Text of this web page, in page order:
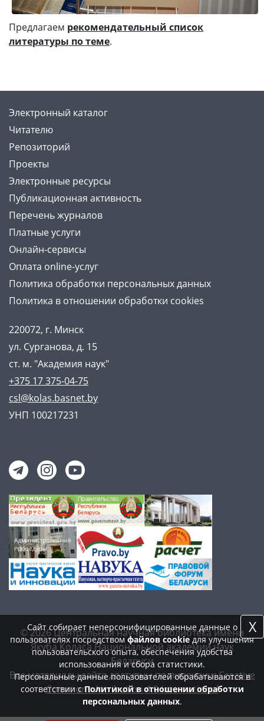
Предлагаем рекомендательный список
литературы по теме.
Электронный каталог
Читателю
Репозиторий
Проекты
Электронные ресурсы
Публикационная активность
Перечень журналов
Платные услуги
Онлайн-сервисы
Оплата online-услуг
Политика обработки персональных данных
Политика в отношении обработки cookies
220072, г. Минск
ул. Сурганова, д. 15
ст. м. "Академия наук"
+375 17 375-04-75
csl@kolas.basnet.by
УНП 100217231
© 2026 Центральная научная библиотека имени
Якуба Коласа Национальной академии наук
Беларуси
Все материалы сайта доступны по лицензии:Creative
Commons Attribution 4.0 International
Сайт собирает неперсонифицированные данные о
пользователях посредствомфайлов cookieдля улучшения
пользовательского опыта, обеспечения удобства
использования и сбора статистики.
Персональные данные пользователей обрабатываются в
соответствии сПолитикой в отношении обработки
персональных данных.
X